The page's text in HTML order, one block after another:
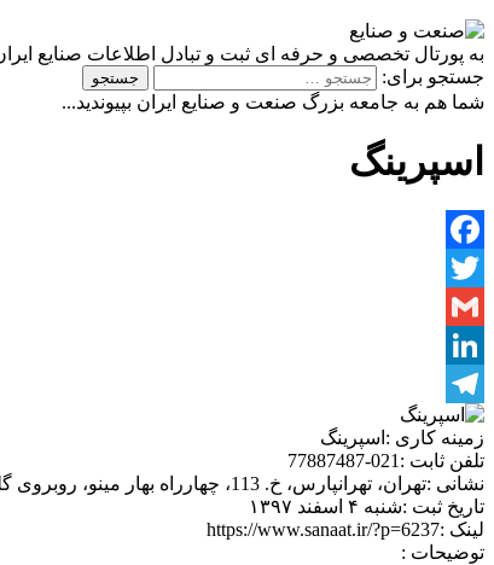
به پورتال تخصصی و حرفه ای ثبت و تبادل اطلاعات صنایع
جستجو برای:
شما هم به جامعه بزرگ صنعت و صنایع ایران بپیوندید...
اسپرینگ
Facebook
Twitter
Gmail
LinkedIn
Telegram
زمینه کاری : اسپرینگ
تلفن ثابت :021-77887487
نشانی :تهران، تهرانپارس، خ. 113، چهارراه بهار مینو، روبروی گلستان بهار، پ. 39
تاریخ ثبت :شنبه ۴ اسفند ۱۳۹۷
لینک :https://www.sanaat.ir/?p=6237
توضیحات :